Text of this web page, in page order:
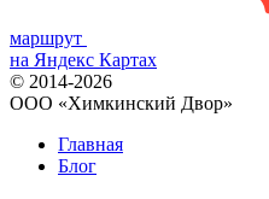
маршрут
на Яндекс Картах
© 2014-2026
OOO «Химкинский Двор»
Главная
Блог